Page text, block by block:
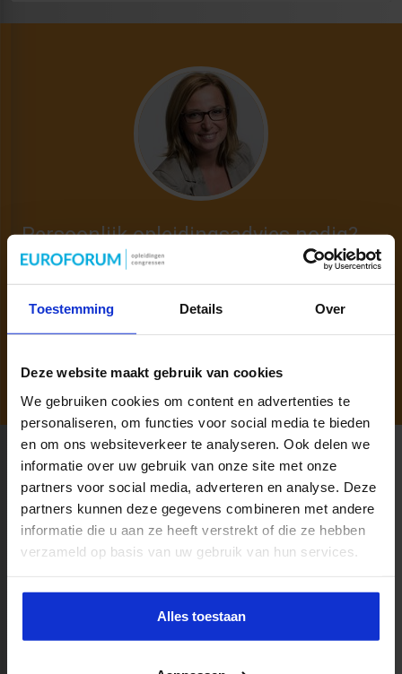
Toestemming Details Over
Deze website maakt gebruik van cookies
We gebruiken cookies om content en advertenties te
personaliseren, om functies voor social media te bieden
en om ons websiteverkeer te analyseren. Ook delen we
informatie over uw gebruik van onze site met onze
partners voor social media, adverteren en analyse. Deze
partners kunnen deze gegevens combineren met andere
informatie die u aan ze heeft verstrekt of die ze hebben
verzameld op basis van uw gebruik van hun services.
Alles toestaan
Persoonlijk opleidingsadvies nodig?
Wil je meer inhoudelijke informatie?
040 - 297 27 40 NICOLE.VONK@SBO.NL
Productaanbod
Rekendiagnostiek